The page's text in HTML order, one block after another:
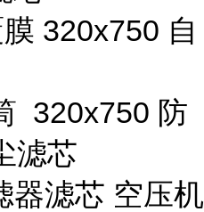
320x750 自
320x750 防
滤芯
器滤芯 空压机